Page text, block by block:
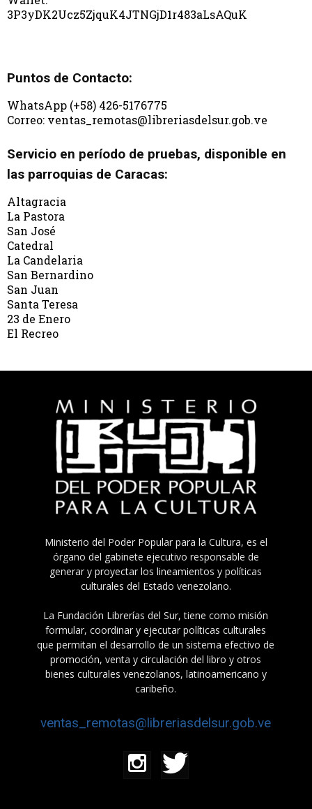
3P3yDK2Ucz5ZjquK4JTNGjD1r483aLsAQuK
Puntos de Contacto:
WhatsApp (+58) 426-5176775
Correo: ventas_remotas@libreriasdelsur.gob.ve
Servicio en período de pruebas, disponible en
las parroquias de Caracas:
Altagracia
La Pastora
San José
Catedral
La Candelaria
San Bernardino
San Juan
Santa Teresa
23 de Enero
El Recreo
Ministerio del Poder Popular para la Cultura, es el
órgano del gabinete ejecutivo responsable de
generar y proyectar los lineamientos y políticas
culturales del Estado venezolano.
La Fundación Librerías del Sur, tiene como misión
formular, coordinar y ejecutar políticas culturales
que permitan el desarrollo de un sistema efectivo de
promoción, venta y circulación del libro y otros
bienes culturales venezolanos, latinoamericano y
caribeño.
ventas_remotas@libreriasdelsur.gob.ve